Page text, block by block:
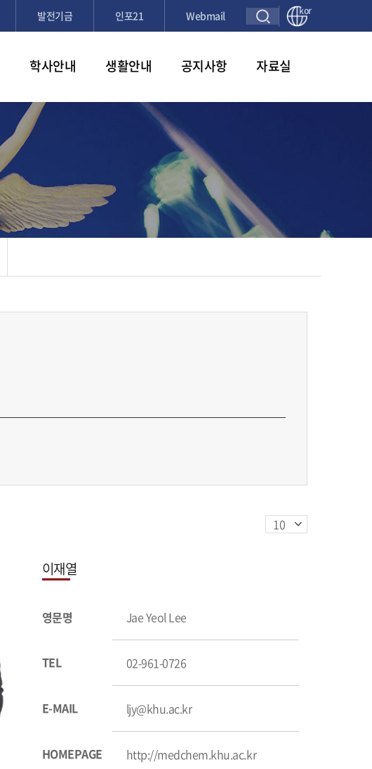
발전기금 인포21 Webmail kor
학사안내 생활안내 공지사항 자료실
이재열
영문명 Jae Yeol Lee
TEL 02-961-0726
E-MAIL ljy@khu.ac.kr
HOMEPAGE http://medchem.khu.ac.kr